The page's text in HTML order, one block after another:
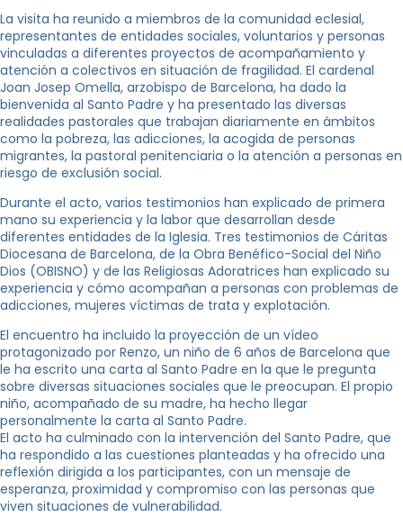
La visita ha reunido a miembros de la comunidad eclesial,
representantes de entidades sociales, voluntarios y personas
vinculadas a diferentes proyectos de acompañamiento y
atención a colectivos en situación de fragilidad. El cardenal
Joan Josep Omella, arzobispo de Barcelona, ha dado la
bienvenida al Santo Padre y ha presentado las diversas
realidades pastorales que trabajan diariamente en ámbitos
como la pobreza, las adicciones, la acogida de personas
migrantes, la pastoral penitenciaria o la atención a personas en
riesgo de exclusión social.
Durante el acto, varios testimonios han explicado de primera
mano su experiencia y la labor que desarrollan desde
diferentes entidades de la Iglesia. Tres testimonios de Cáritas
Diocesana de Barcelona, de la Obra Benéfico-Social del Niño
Dios (OBISNO) y de las Religiosas Adoratrices han explicado su
experiencia y cómo acompañan a personas con problemas de
adicciones, mujeres víctimas de trata y explotación.
El encuentro ha incluido la proyección de un vídeo
protagonizado por Renzo, un niño de 6 años de Barcelona que
le ha escrito una carta al Santo Padre en la que le pregunta
sobre diversas situaciones sociales que le preocupan. El propio
niño, acompañado de su madre, ha hecho llegar
personalmente la carta al Santo Padre.
El acto ha culminado con la intervención del Santo Padre, que
ha respondido a las cuestiones planteadas y ha ofrecido una
reflexión dirigida a los participantes, con un mensaje de
esperanza, proximidad y compromiso con las personas que
viven situaciones de vulnerabilidad.